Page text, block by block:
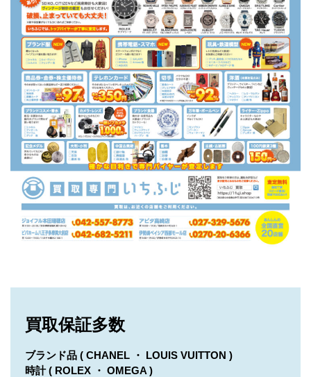
買取保証多数
ブランド品 ( CHANEL ・ LOUIS VUITTON )
時計 ( ROLEX ・ OMEGA )